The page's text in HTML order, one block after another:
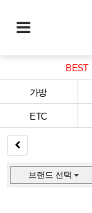
BEST
가방
ETC
브랜드 선택